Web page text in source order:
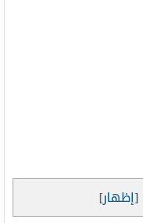
[إظهار]